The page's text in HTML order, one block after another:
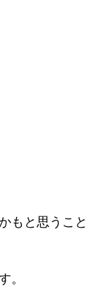
もと思うこと
。